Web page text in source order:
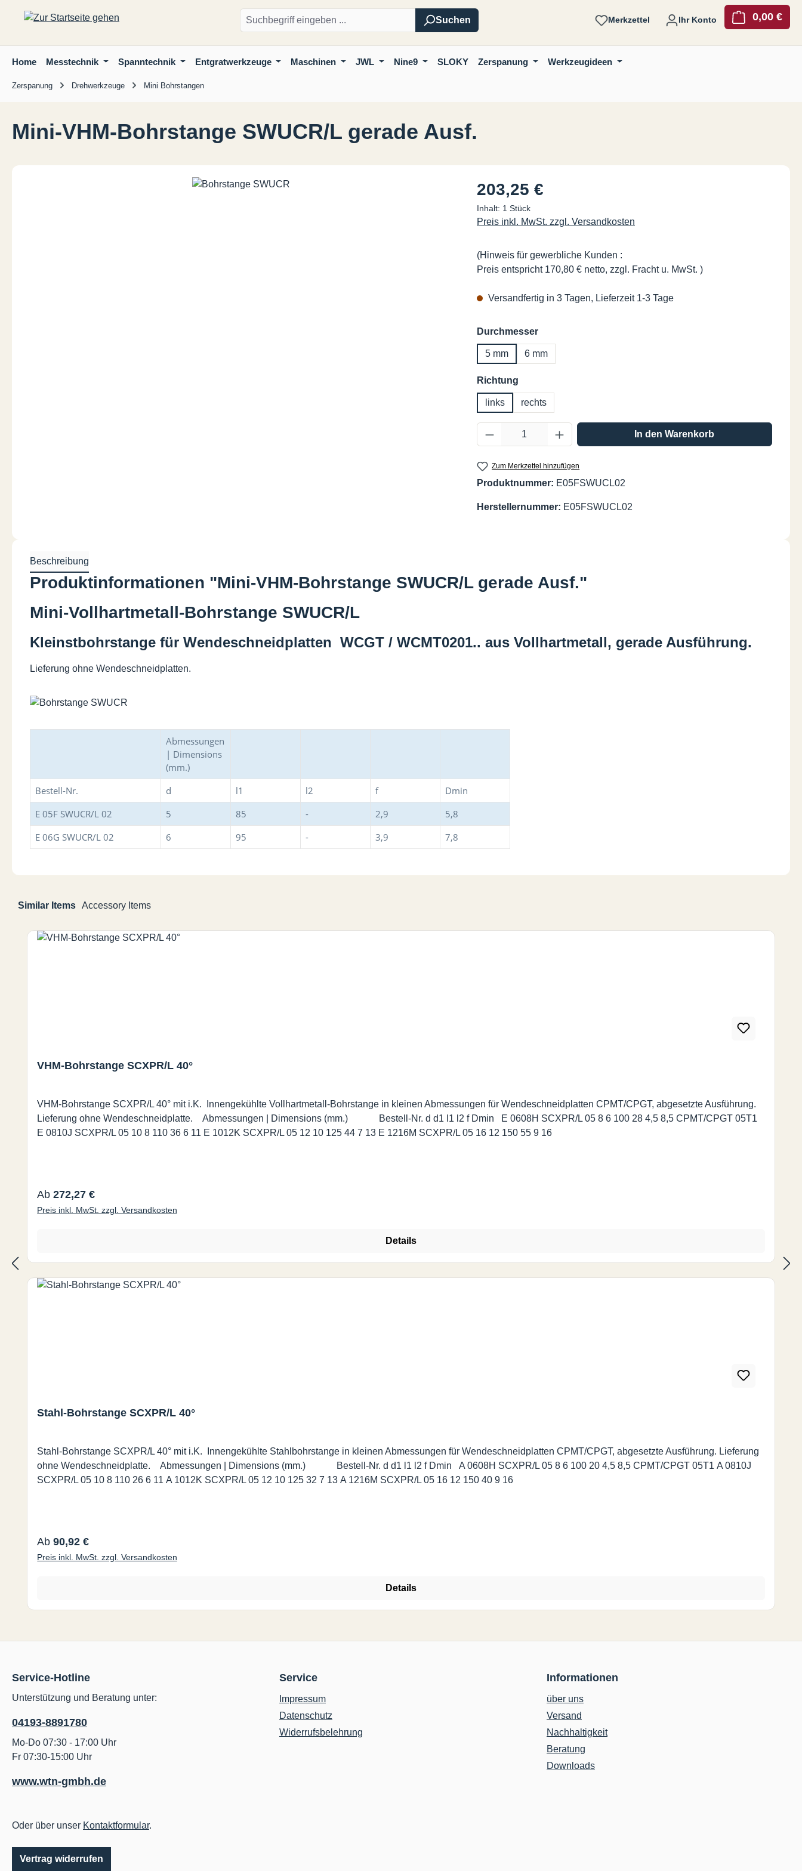
Hauptinhalt springen
Zur Suche springen
Zur Hauptnavigation springen
Suchen Merkzettel Ihr Konto 0,00 €
Home Messtechnik Spanntechnik Entgratwerkzeuge Maschinen JWL Nine9 SLOKY Zerspanung Werkzeugideen
Zerspanung Drehwerkzeuge Mini Bohrstangen
Mini-VHM-Bohrstange SWUCR/L gerade Ausf.
Regulärer Preis:
203,25 €
Inhalt: 1 Stück
Preis inkl. MwSt. zzgl. Versandkosten
(Hinweis für gewerbliche Kunden :
Preis entspricht 170,80 € netto, zzgl. Fracht u. MwSt. )
Versandfertig in 3 Tagen, Lieferzeit 1-3 Tage
Durchmesserauswählen
5 mm 6 mm
Richtung
links rechts
Produkt Anzahl: Gib den gewünschten Wert ein
In den Warenkorb
Zum Merkzettel hinzufügen
Produktnummer: E05FSWUCL02
Herstellernummer: E05FSWUCL02
Beschreibung
Produktinformationen "Mini-VHM-Bohrstange SWUCR/L gerade Ausf."
Mini-Vollhartmetall-Bohrstange SWUCR/L
Kleinstbohrstange für Wendeschneidplatten WCGT / WCMT0201.. aus Vollhartmetall, gerade Ausführung.
Lieferung ohne Wendeschneidplatten.
Abmessungen
| Dimensions
(mm.)
Bestell-Nr.
d l1 l2 f
Dmin
E 05F SWUCR/L 02
5 85 - 2,9
5,8
E 06G SWUCR/L 02
6 95 - 3,9 7,8
Similar Items Accessory Items
VHM-Bohrstange SCXPR/L 40°
VHM-Bohrstange SCXPR/L 40° mit i.K. Innengekühlte Vollhartmetall-Bohrstange in kleinen Abmessungen für Wendeschneidplatten CPMT/CPGT, abgesetzte Ausführung.
Lieferung ohne Wendeschneidplatte. Abmessungen | Dimensions (mm.) Bestell-Nr. d d1 l1 l2 f Dmin E 0608H SCXPR/L 05 8 6 100 28 4,5 8,5 CPMT/CPGT 05T1
E 0810J SCXPR/L 05 10 8 110 36 6 11 E 1012K SCXPR/L 05 12 10 125 44 7 13 E 1216M SCXPR/L 05 16 12 150 55 9 16
Regulärer Preis:
Ab 272,27 €
Preis inkl. MwSt. zzgl. Versandkosten
Details
Stahl-Bohrstange SCXPR/L 40°
Stahl-Bohrstange SCXPR/L 40° mit i.K. Innengekühlte Stahlbohrstange in kleinen Abmessungen für Wendeschneidplatten CPMT/CPGT, abgesetzte Ausführung. Lieferung
ohne Wendeschneidplatte. Abmessungen | Dimensions (mm.) Bestell-Nr. d d1 l1 l2 f Dmin A 0608H SCXPR/L 05 8 6 100 20 4,5 8,5 CPMT/CPGT 05T1 A 0810J
SCXPR/L 05 10 8 110 26 6 11 A 1012K SCXPR/L 05 12 10 125 32 7 13 A 1216M SCXPR/L 05 16 12 150 40 9 16
Regulärer Preis:
Ab 90,92 €
Preis inkl. MwSt. zzgl. Versandkosten
Details
Service-Hotline
Unterstützung und Beratung unter:
04193-8891780
Mo-Do 07:30 - 17:00 Uhr
Fr 07:30-15:00 Uhr
www.wtn-gmbh.de
Oder über unser Kontaktformular.
Vertrag widerrufen
Service
Impressum
Datenschutz
Widerrufsbelehrung
Informationen
über uns
Versand
Nachhaltigkeit
Beratung
Downloads